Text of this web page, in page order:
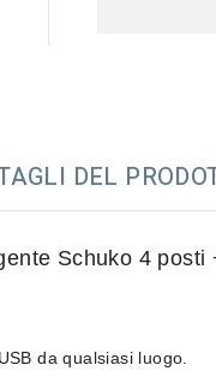
DEL
Schuko 4
da qualsiasi luogo.